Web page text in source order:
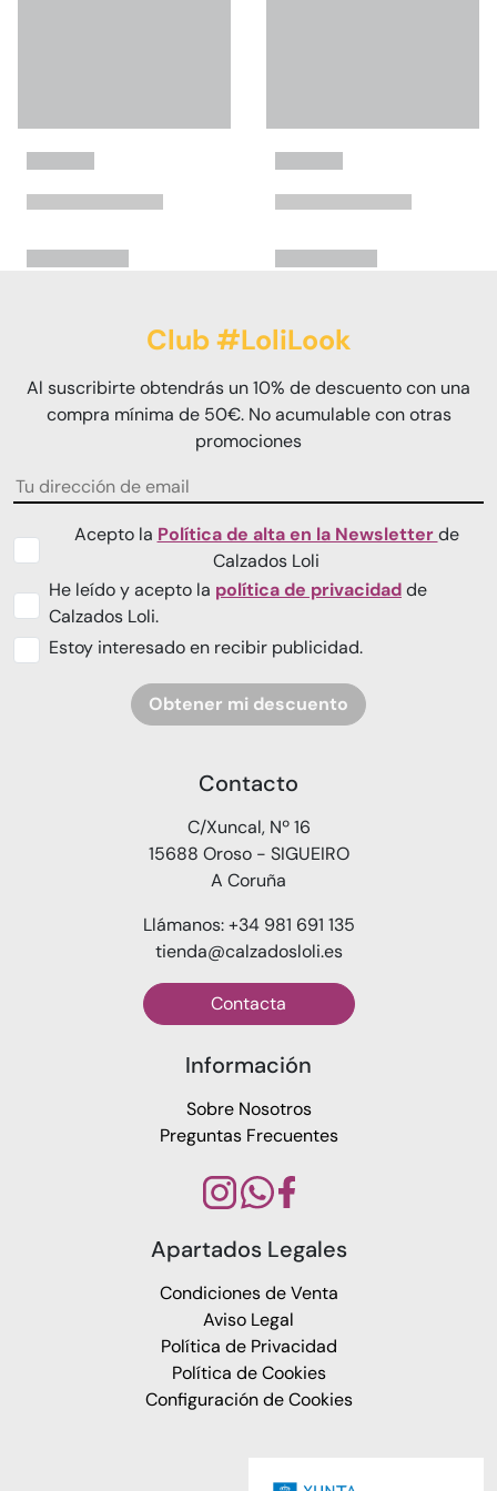
Club #LoliLook
Al suscribirte obtendrás un 10% de descuento con una
compra mínima de 50€. No acumulable con otras
promociones
Acepto la Política de alta en la Newsletterde
Calzados Loli
He leído y acepto la política de privacidadde
Calzados Loli.
Estoy interesado en recibir publicidad.
Obtener mi descuento
Contacto
C/Xuncal, Nº 16
15688 Oroso - SIGUEIRO
A Coruña
Llámanos: +34 981 691 135
tienda@calzadosloli.es
Contacta
Información
Sobre Nosotros
Preguntas Frecuentes
Apartados Legales
Condiciones de Venta
Aviso Legal
Política de Privacidad
Política de Cookies
Configuración de Cookies